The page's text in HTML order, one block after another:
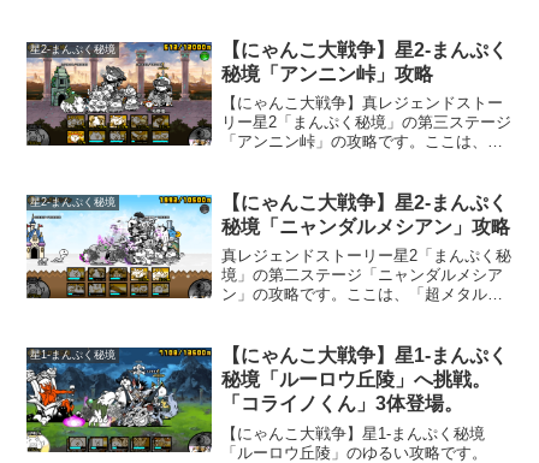
だと思いましたが、今回は、真レジェン
ドステージを随分と進めてから挑戦して
いるので、全く苦労せず倒せました。
星2-まんぷく秘境
【にゃんこ大戦争】星2-まんぷく
秘境「アンニン峠」攻略
【にゃんこ大戦争】真レジェンドストー
リー星2「まんぷく秘境」の第三ステージ
「アンニン峠」の攻略です。ここは、
星2-まんぷく秘境
【にゃんこ大戦争】星2-まんぷく
秘境「ニャンダルメシアン」攻略
真レジェンドストーリー星2「まんぷく秘
境」の第二ステージ「ニャンダルメシア
ン」の攻略です。ここは、「超メタルカ
代のわんこ」が出てきます。「ニャンピ
ューター」を使ってクリアしようと思っ
たのですが、「超メタルカバちゃん」が
出てくるのが早いので諦めました。久々
に手動操作で挑戦です。
星1-まんぷく秘境
【にゃんこ大戦争】星1-まんぷく
秘境「ルーロウ丘陵」へ挑戦。
「コライノくん」3体登場。
【にゃんこ大戦争】星1-まんぷく秘境
「ルーロウ丘陵」のゆるい攻略です。